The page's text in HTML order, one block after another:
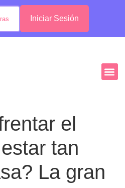
Iniciar Sesión
el
tan
La gran